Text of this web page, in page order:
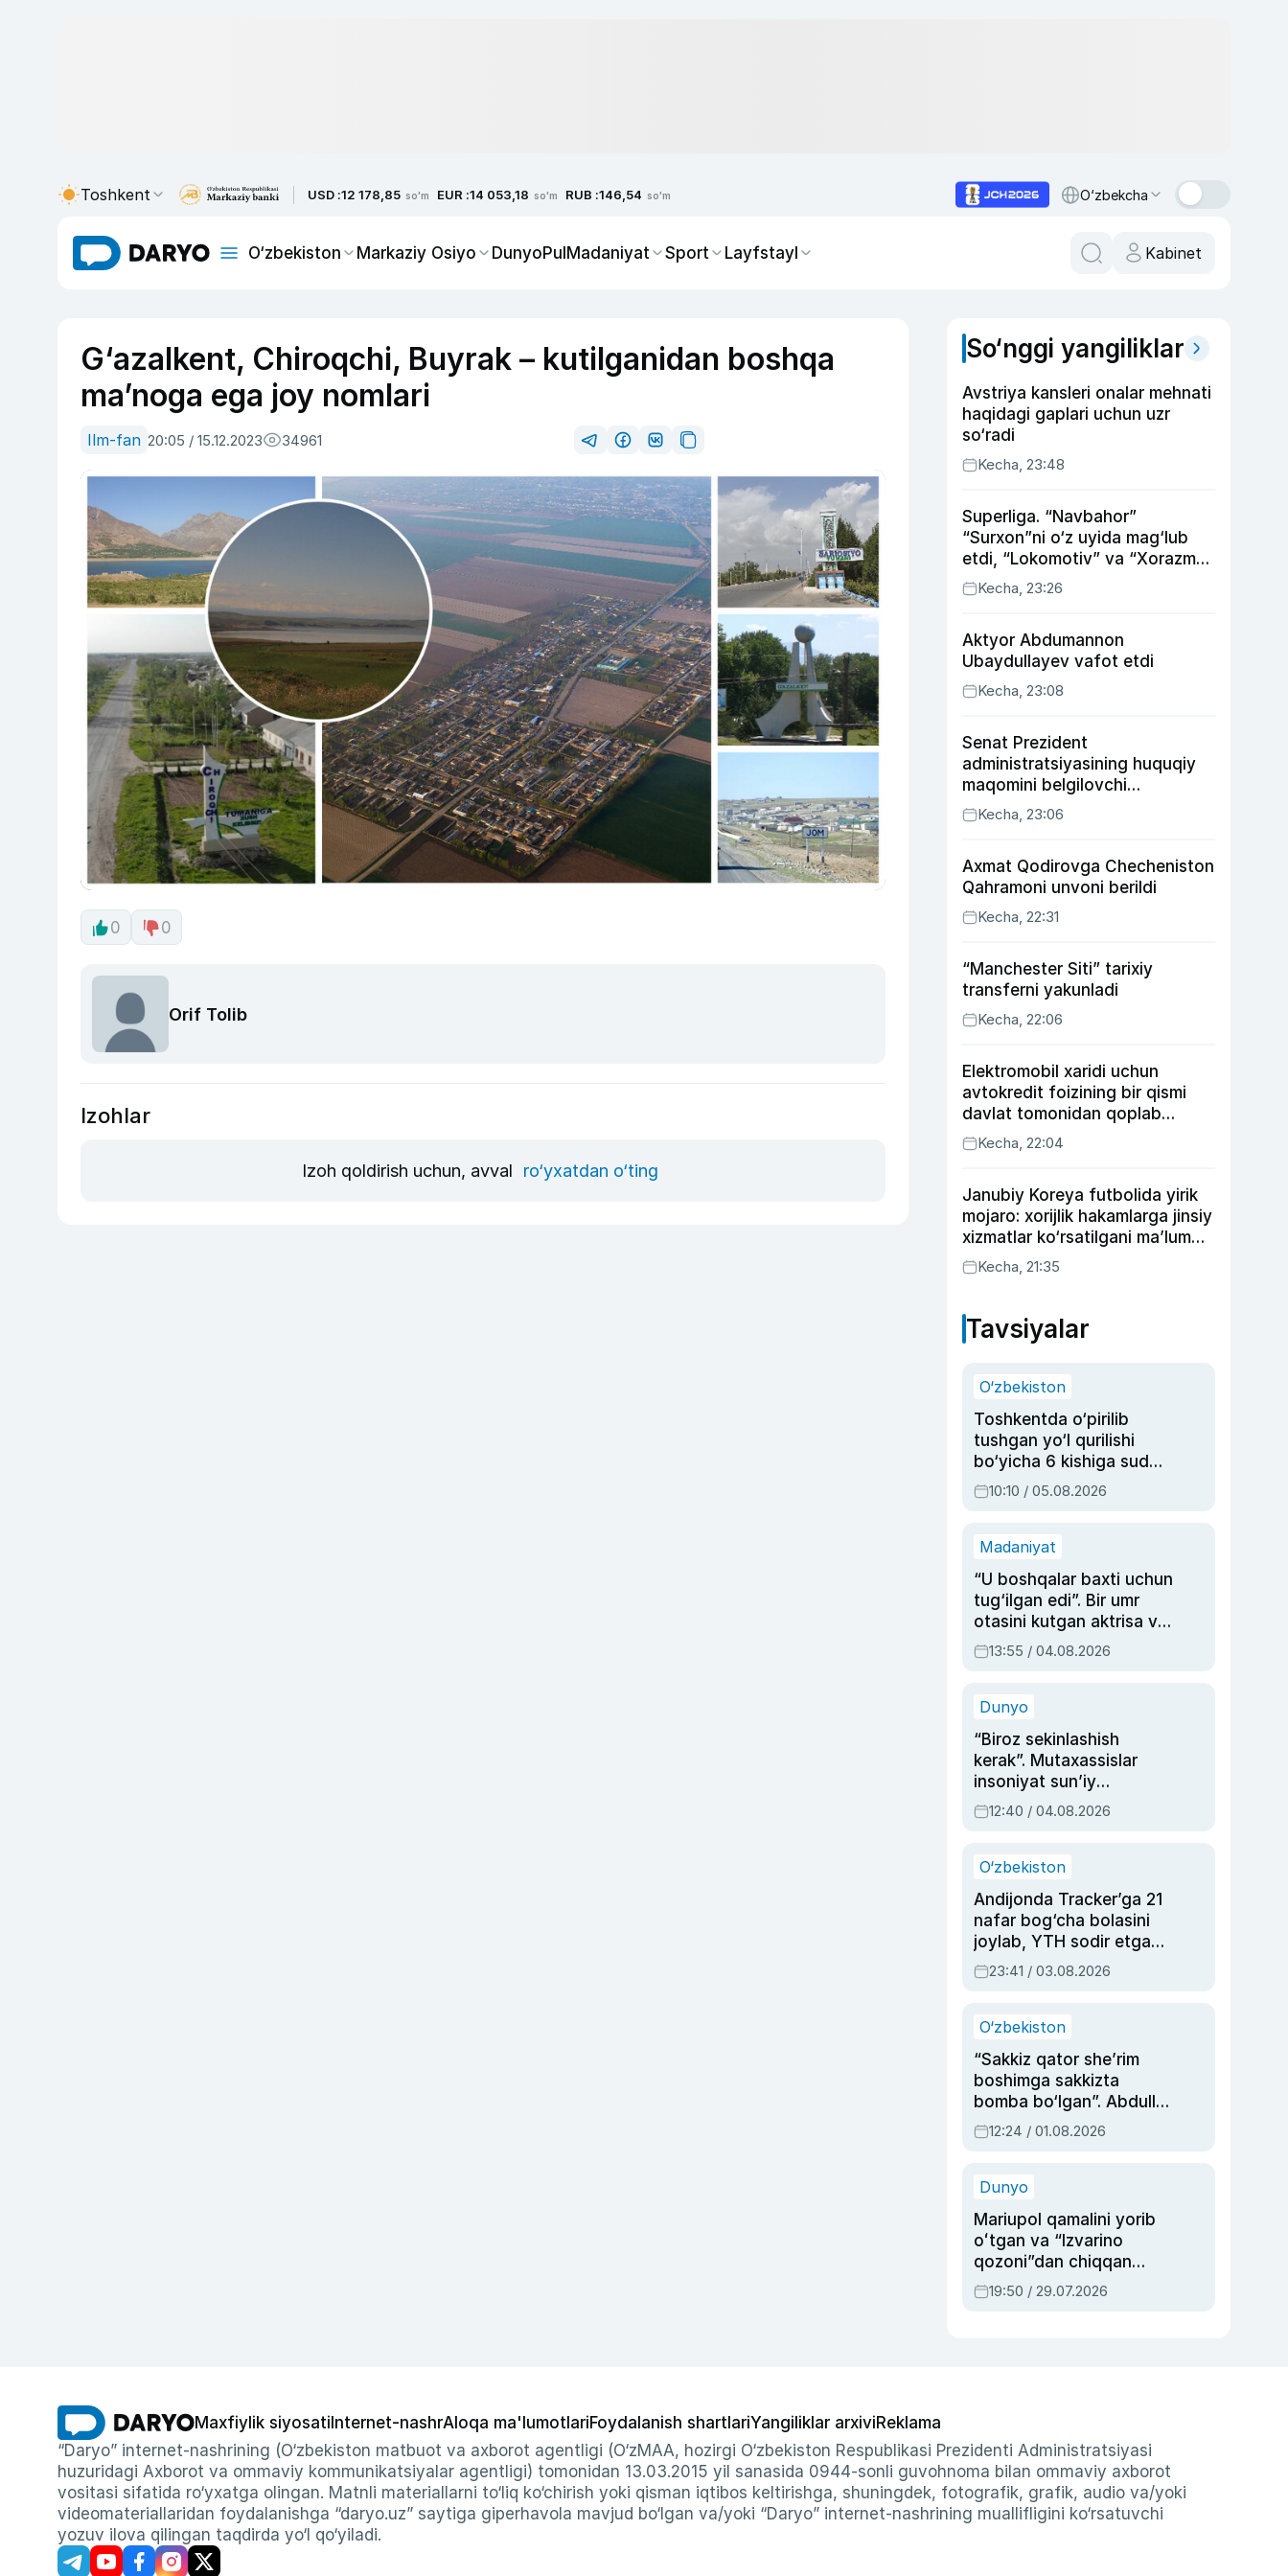
Toshkent USD :12 178,85 so'm EUR :14 053,18 so'm RUB :146,54 so'm O‘zbekcha
O‘zbekiston Markaziy Osiyo DunyoPulMadaniyat Sport Layfstayl Kabinet
G‘azalkent, Chiroqchi, Buyrak – kutilganidan boshqa
maʼnoga ega joy nomlari
Ilm-fan 20:05 / 15.12.2023 34961
0 0
Orif Tolib
Izohlar
Izoh qoldirish uchun, avval ro‘yxatdan o‘ting
So‘nggi yangiliklar
Avstriya kansleri onalar mehnati
haqidagi gaplari uchun uzr
so‘radi
Kecha, 23:48
Superliga. “Navbahor”
“Surxon”ni o‘z uyida mag‘lub
etdi, “Lokomotiv” va “Xorazm”
uyda g‘alaba qozondi
Kecha, 23:26
Aktyor Abdu­mannon
Ubaydullayev vafot etdi
Kecha, 23:08
Senat Prezident
administratsiyasining huquqiy
maqomini belgilovchi
konstitutsiyaviy qonunni
ma’qulladi
Kecha, 23:06
Axmat Qodirovga Checheniston
Qahramoni unvoni berildi
Kecha, 22:31
“Manchester Siti” tarixiy
transferni yakunladi
Kecha, 22:06
Elektromobil xaridi uchun
avtokredit foizining bir qismi
davlat tomonidan qoplab
berilishi mumkin
Kecha, 22:04
Janubiy Koreya futbolida yirik
mojaro: xorijlik hakamlarga jinsiy
xizmatlar ko‘rsatilgani ma’lum
qilindi
Kecha, 21:35
Tavsiyalar
O‘zbekiston
Toshkentda o‘pirilib
tushgan yo‘l qurilishi
bo‘yicha 6 kishiga sud
hukmi o‘qildi
10:10 / 05.08.2026
Madaniyat
“U boshqalar baxti uchun
tug‘ilgan edi”. Bir umr
otasini kutgan aktrisa va
dublyaj ustasi Rimma
Ahmedovaning
13:55 / 04.08.2026
Dunyo
“Biroz sekinlashish
kerak”. Mutaxassislar
insoniyat sun’iy
intellektni boshqara
olmay qolishidan xavotir
12:40 / 04.08.2026
O‘zbekiston
Andijonda Tracker’ga 21
nafar bog‘cha bolasini
joylab, YTH sodir etgan
ayolga sud hukmi o‘qildi
23:41 / 03.08.2026
O‘zbekiston
“Sakkiz qator she’rim
boshimga sakkizta
bomba bo‘lgan”. Abdulla
Oripovni siyosiy
ayblovlardan asrab
12:24 / 01.08.2026
Dunyo
Mariupol qamalini yorib
oʻtgan va “Izvarino
qozoni”dan chiqqan
qahramon — Ukraina
armiyasi bosh
19:50 / 29.07.2026
Maxfiylik siyosati Internet-nashrAloqa ma'lumotlariFoydalanish shartlariYangiliklar arxiviReklama
“Daryo” internet-nashrining (O‘zbekiston matbuot va axborot agentligi (O‘zMAA, hozirgi O‘zbekiston Respublikasi Prezidenti Administratsiyasi
huzuridagi Axborot va ommaviy kommunikatsiyalar agentligi) tomonidan 13.03.2015 yil sanasida 0944-sonli guvohnoma bilan ommaviy axborot
vositasi sifatida ro‘yxatga olingan. Matnli materiallarni to‘liq ko‘chirish yoki qisman iqtibos keltirishga, shuningdek, fotografik, grafik, audio va/yoki
videomateriallaridan foydalanishga “daryo.uz” saytiga giperhavola mavjud bo‘lgan va/yoki “Daryo” internet-nashrining muallifligini ko‘rsatuvchi
yozuv ilova qilingan taqdirda yo‘l qo‘yiladi.